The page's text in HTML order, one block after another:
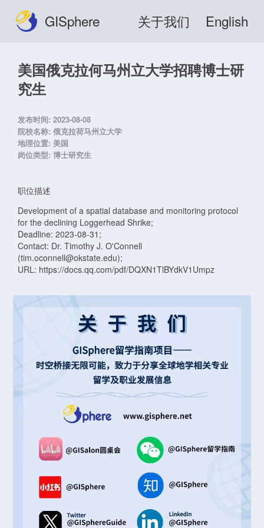
GISphere 关于我们 English
美国俄克拉何马州立大学招聘博士研
究生
发布时间: 2023-08-08
院校名称: 俄克拉荷马州立大学
地理位置: 美国
岗位类型: 博士研究生
职位描述
Development of a spatial database and monitoring protocol
for the declining Loggerhead Shrike;
Deadline: 2023-08-31;
Contact: Dr. Timothy J. O'Connell
(tim.oconnell@okstate.edu);
URL: https://docs.qq.com/pdf/DQXN1TlBYdkV1Umpz